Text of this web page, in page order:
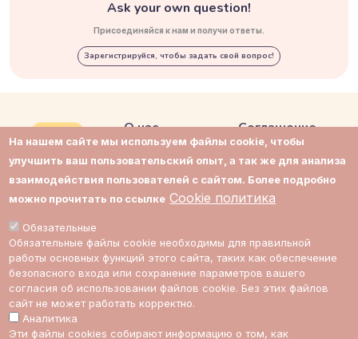
На нашем сайте мы используем файлы cookie, чтобы
улучшить ваш пользовательский опыт, а так же для анализа
взаимодействия пользователей с сайтом. Более подробно
можно прочитать по ссылке Cookie политика
Обязательные
Обязательные файлы cookie необходимы для правильной
работы основных функций этого сайта, таких как обеспечение
безопасного входа или сохранение параметров вашего
согласия об использовании файлов cookie. Без этих файлов
сайт не может работать корректно.
Аналитика
Эти файлы cookies собирают информацию о том, как
Ask your own question!
Присоединяйся к нам и получи ответы.
Зарегистрируйся, чтобы задать свой вопрос!
О нас
Контакты
Поддержка
Стоимость
экспертов
Соглашение
Приватность
Cookie политика